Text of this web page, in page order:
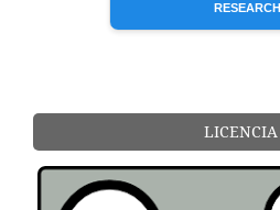
RESEARCH
LICENCIA